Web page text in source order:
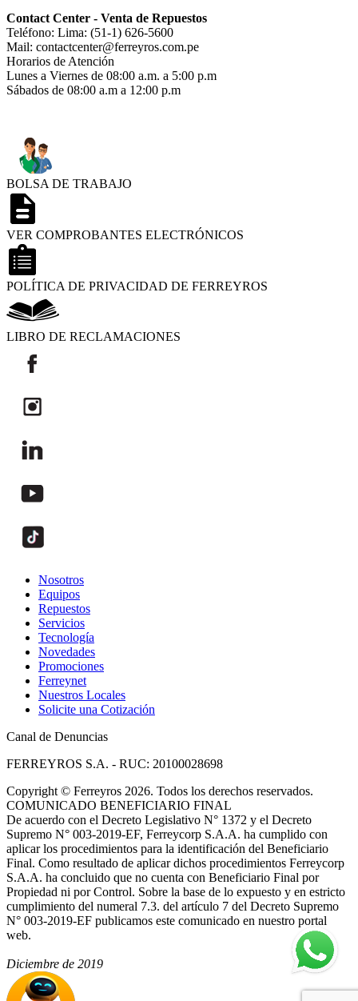
Contact Center - Venta de Repuestos
Teléfono: Lima: (51-1) 626-5600
Mail: contactcenter@ferreyros.com.pe
Horarios de Atención
Lunes a Viernes de 08:00 a.m. a 5:00 p.m
Sábados de 08:00 a.m a 12:00 p.m
BOLSA DE TRABAJO
VER COMPROBANTES ELECTRÓNICOS
POLÍTICA DE PRIVACIDAD DE FERREYROS
LIBRO DE RECLAMACIONES
Nosotros
Equipos
Repuestos
Servicios
Tecnología
Novedades
Promociones
Ferreynet
Nuestros Locales
Solicite una Cotización
Canal de Denuncias
FERREYROS S.A. - RUC: 20100028698
Copyright © Ferreyros 2026. Todos los derechos reservados.
COMUNICADO BENEFICIARIO FINAL
De acuerdo con el Decreto Legislativo N° 1372 y el Decreto
Supremo N° 003-2019-EF, Ferreycorp S.A.A. ha cumplido con
aplicar los procedimientos para la identificación del Beneficiario
Final. Como resultado de aplicar dichos procedimientos Ferreycorp
S.A.A. ha concluido que no cuenta con Beneficiario Final por
Propiedad ni por Control. Sobre la base de lo expuesto y en estricto
cumplimiento del numeral 7.3. del artículo 7 del Decreto Supremo
N° 003-2019-EF publicamos este comunicado en nuestro portal
web.
Diciembre de 2019